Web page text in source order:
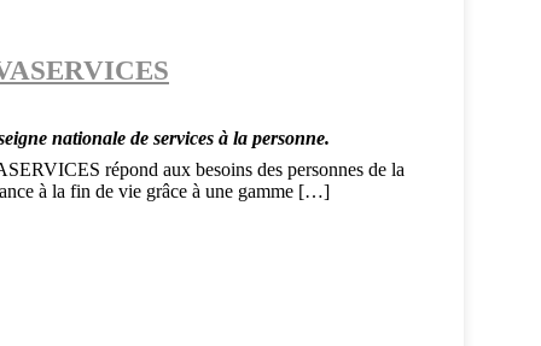
nationale de services à la personne.
répond aux besoins des personnes de la
à la fin de vie grâce à une gamme […]